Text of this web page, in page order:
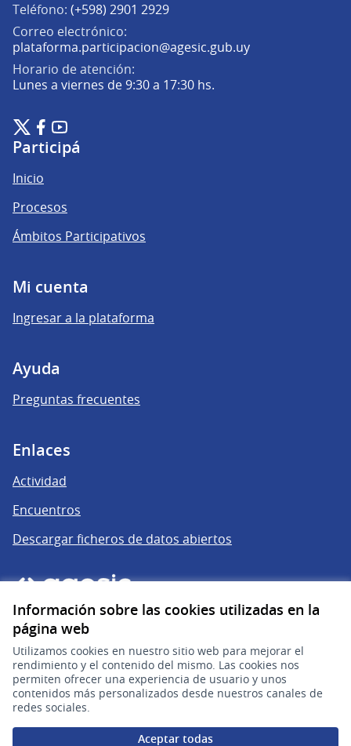
Información sobre las cookies utilizadas en la
página web
Utilizamos cookies en nuestro sitio web para mejorar el
rendimiento y el contenido del mismo. Las cookies nos
permiten ofrecer una experiencia de usuario y unos
contenidos más personalizados desde nuestros canales de
redes sociales.
Aceptar todas
Teléfono: (+598) 2901 2929
Correo electrónico:
plataforma.participacion@agesic.gub.uy(Abrir en una
Horario de atención:
Lunes a viernes de 9:30 a 17:30 hs.
Plataforma de Participación Ciudadana Digital en X
(Enlace externo)
Plataforma de Participación Ciudadana Digital en Facebook
(Enlace externo)
Plataforma de Participación Ciudadana Digital en
(Enlace externo)
Participá
Inicio
Procesos
Ámbitos Participativos
Mi cuenta
Ingresar a la plataforma
Ayuda
Preguntas frecuentes
Enlaces
Actividad
Encuentros
Descargar ficheros de datos abiertos
gub.uy
(Enlace externo)
Sitio oficial de la República Oriental del Uruguay